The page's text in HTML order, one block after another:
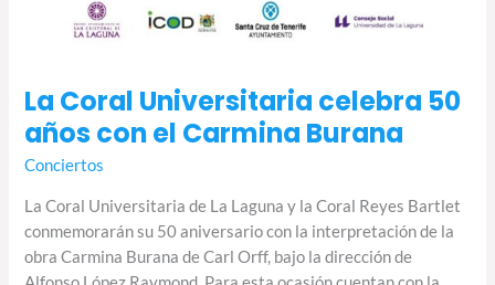
La Coral Universitaria celebra 50
años con el Carmina Burana
Conciertos
La Coral Universitaria de La Laguna y la Coral Reyes Bartlet
conmemorarán su 50 aniversario con la interpretación de la
obra Carmina Burana de Carl Orff, bajo la dirección de